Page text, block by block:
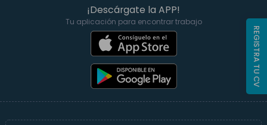
¡Descárgate la APP!
Tu aplicación para encontrar trabajo
REGISTRA TU CV